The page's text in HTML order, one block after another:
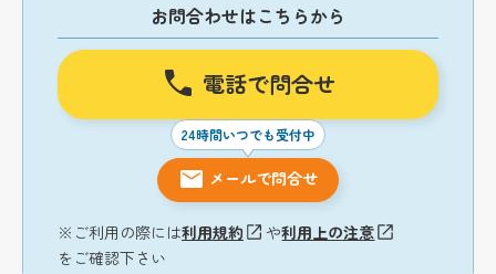
お問合わせはこちらから
電話で問合せ
24時間いつでも受付中
メールで問合せ
※ご利用の際には利用規約 や利用上の注意
をご確認下さい